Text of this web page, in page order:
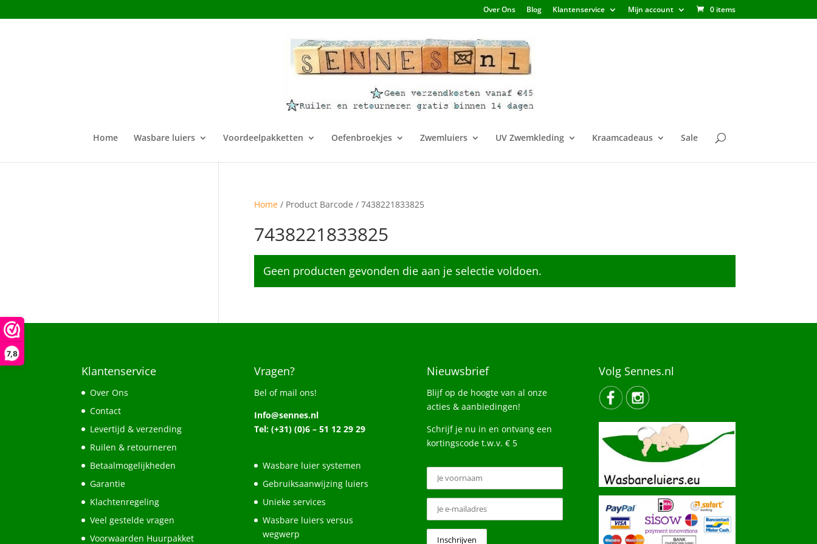
7,8
Over Ons Blog Klantenservice Mijn account 0 items
Home Wasbare luiers Voordeelpakketten Oefenbroekjes Zwemluiers UV Zwemkleding Kraamcadeaus Sale
Home/ Product Barcode / 7438221833825
7438221833825
Geen producten gevonden die aan je selectie voldoen.
Klantenservice
Over Ons
Contact
Levertijd & verzending
Ruilen & retourneren
Betaalmogelijkheden
Garantie
Klachtenregeling
Veel gestelde vragen
Voorwaarden Huurpakket
Vragen?
Bel of mail ons!
Info@sennes.nl
Tel: (+31) (0)6 – 51 12 29 29
Wasbare luier systemen
Gebruiksaanwijzing luiers
Unieke services
Wasbare luiers versus
wegwerp
Nieuwsbrief
Blijf op de hoogte van al onze
acties & aanbiedingen!
Schrijf je nu in en ontvang een
kortingscode t.w.v. € 5
Volg Sennes.nl